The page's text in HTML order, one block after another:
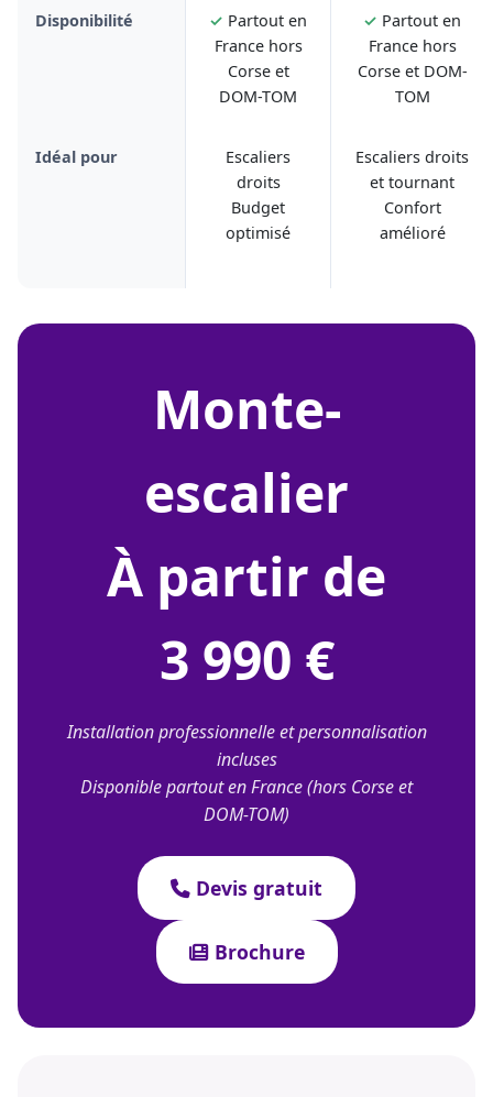
Disponibilité ✓ Partout en
France hors
Corse et
DOM-TOM
✓ Partout en
France hors
Corse et DOM-
TOM
Idéal pour
Escaliers
droits
Budget
optimisé
Escaliers droits
et tournant
Confort
amélioré
monte-
escalier
À partir de
3 990 €
Installation professionnelle et personnalisation
incluses
Disponible partout en France (hors Corse et
DOM-TOM)
Devis gratuit
Brochure